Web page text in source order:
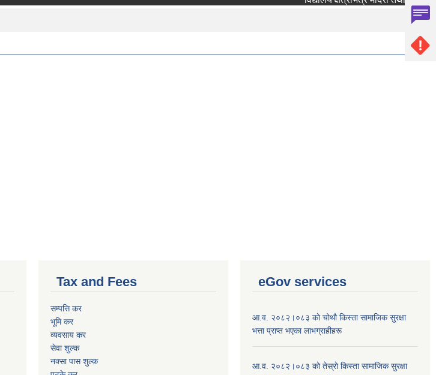
Tax and Fees
सम्पत्ति कर
भूमि कर
व्यवसाय कर
सेवा शुल्क
नक्सा पास शुल्क
eGov services
आ.व. २०८२।०८३ काे चोथाै‌ किस्ता सामाजिक सुरक्षा
भत्ता प्राप्त भएका लाभग्राहीहरू
आ.व. २०८२।०८३ काे तेस्राे किस्ता सामाजिक सुरक्षा